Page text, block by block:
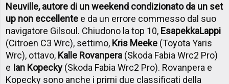
Neuville, autore di un weekend condizionato da un set
up non eccellente e da un errore commesso dal suo
navigatore Gilsoul. Chiudono la top 10, EsapekkaLappi
(Citroen C3 Wrc), settimo, Kris Meeke (Toyota Yaris
Wrc), ottavo, Kalle Rovanpera (Skoda Fabia Wrc2 Pro)
e Ian Kopecky (Skoda Fabia Wrc2 Pro). Rovanpera e
Kopecky sono anche i primi due classificati della